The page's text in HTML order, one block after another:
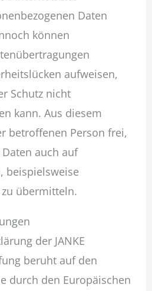
Daten
können
aufweisen,
Schutz nicht
kann. Aus diesem
betroffenen Person frei,
auch auf
beispielsweise
übermitteln.
der JANKE
beruht auf den
durch den Europäischen